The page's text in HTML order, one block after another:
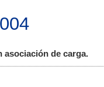
asociación de carga.